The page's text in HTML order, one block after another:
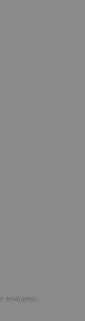
знайдено.